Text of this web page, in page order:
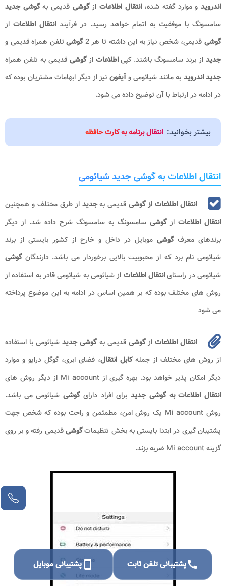
اندروید و موارد گفته شده،انتقال اطلاعات ازگوشی قدیمی بهگوشی جدید
سامسونگ با موفقیت به اتمام خواهد رسید. در فرآیند انتقال اطلاعات از
گوشی قدیمی، شخص نیاز به این داشته تا هر 2 گوشی تلفن همراه قدیمی و
جدید از برند سامسونگ باشند. کپیاطلاعاتازگوشیقدیمی به تلفن همراه
جدید اندروید به مانند شیائومی وآیفون نیز از دیگر ابهامات مشتریان بوده که
در ادامه در ارتباط با آن توضیح داده می شود.
بیشتر بخوانید: انتقال برنامه به کارت حافظه
انتقال اطلاعات به گوشی جدید شیائومی
انتقال اطلاعات از گوشیقدیمی بهجدیداز طرق مختلف و همچنین
انتقال اطلاعات ازگوشی سامسونگ به سامسونگ شرح داده شد. از دیگر
برندهای معرفگوشی موبایل در داخل و خارج از کشور بایستی از برند
شیائومی نام برد که از محبوبیت بالایی برخوردار می باشد. دارندگانگوشی
شیائومی در راستایانتقال اطلاعات از شیائومی به شیائومی قادر به استفاده از
روش های مختلف بوده که بر همین اساس در ادامه به این موضوع پرداخته
می شود
انتقال اطلاعاتازگوشی قدیمی بهگوشی جدیدشیائومی با استفاده
از روش های مختلف از جملهکابل انتقال، فضای ابری، گوگل درایو و موارد
دیگر امکان پذیر خواهد بود. بهره گیری از Mi account از دیگر روش های
انتقال اطلاعات به گوشی جدیدبرای افراد دارایگوشی شیائومی می باشد.
روش Mi account یک روش امن، مطمئمن و راحت بوده که شخص جهت
پشتیبان گیری در ابتدا بایستی به بخش تنظیماتگوشیقدیمی رفته و بر روی
گزینه Mi account ضربه بزند.
callپشتیبانی تلفن ثابت smartphoneپشتیبانی موبایل